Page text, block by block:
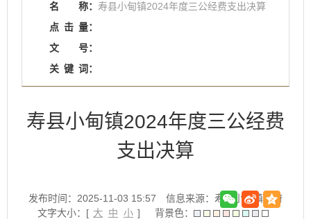
名
称： 寿县小甸镇2024年度三公经费支出决算
点 击 量：
文
号：
关 键 词：
寿县小甸镇2024年度三公经费
支出决算
发布时间：2025-11-03 15:57
信息来源：寿县小甸镇政府
文字大小：[ 大 中 小 ] 背景色：